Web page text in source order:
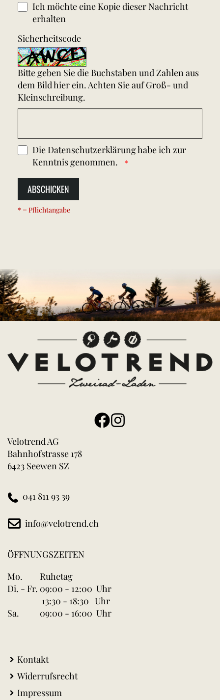
Ich möchte eine Kopie dieser Nachricht
erhalten
Sicherheitscode
Bitte geben Sie die Buchstaben und Zahlen aus
dem Bild hier ein. Achten Sie auf Groß- und
Kleinschreibung.
Die Datenschutzerklärunghabe ich zur
Kenntnis genommen.
ABSCHICKEN
* = Pflichtangabe
Velotrend AG
Bahnhofstrasse 178
6423 Seewen SZ
041 811 93 39
info@velotrend.ch
ÖFFNUNGSZEITEN
Mo.
Ruhetag
Di. - Fr. 09:00 - 12:00 Uhr
13:30 - 18:30 Uhr
Sa.
09:00 - 16:00 Uhr
Kontakt
Widerrufsrecht
Impressum